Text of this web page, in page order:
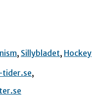
, Sillybladet, Hockey
tider.se,